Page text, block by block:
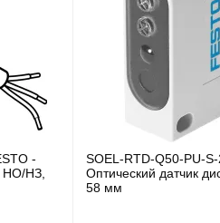
-
НО/НЗ,
SOEL-RTD-Q50-PU-
Оптический датчик
58 мм